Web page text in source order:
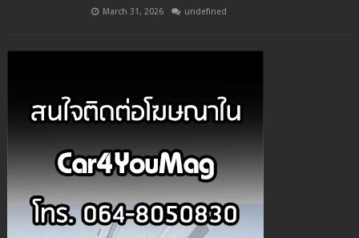
March 31, 2026 undefined